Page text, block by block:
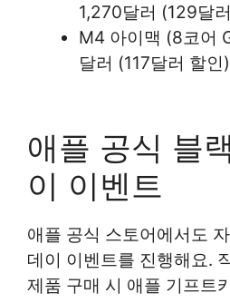
1,270달러 (129달
M4 아이맥 (8코어
달러 (117달러 할인)
애플 공식 블
이 이벤트
애플 공식 스토어에서도
데이 이벤트를 진행해요.
제품 구매 시 애플 기프트